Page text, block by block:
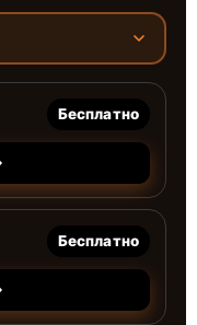
Бесплатно
Бесплатно